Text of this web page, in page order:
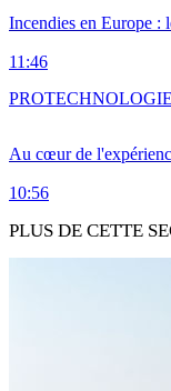
Incendies en Europe :
11:46
Au cœur de
10:56
PRO
PLUS DE CETTE